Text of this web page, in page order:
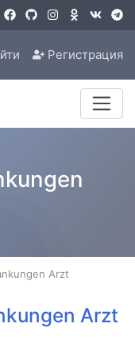
Регистрация
Arzt
Arzt